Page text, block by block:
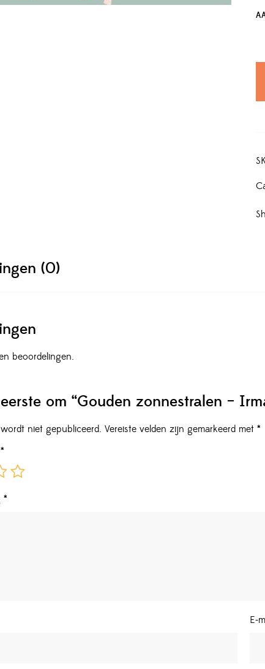
(0)
beoordelingen.
om “Gouden zonnestralen –
niet gepubliceerd. Vereiste velden zijn gemarkeerd met *
*
*
E-